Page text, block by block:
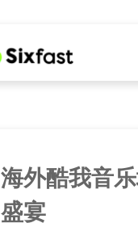
海外酷我音
盛宴